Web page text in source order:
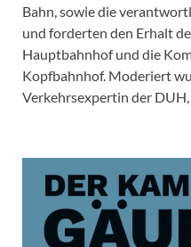
Bahn, sowie die
und forderten den Erhalt
Hauptbahnhof und die
Kopfbahnhof. Moderiert
Verkehrsexpertin der DUH,